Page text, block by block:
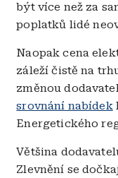
být více než za
poplatků lidé
Naopak cena
záleží čistě na
změnou
srovnání nabídek
Energetického
Většina
Zlevnění se